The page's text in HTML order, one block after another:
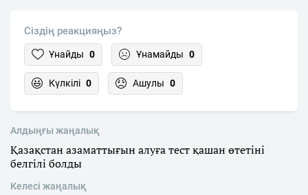
Сіздің реакцияңыз?
Ұнайды 0 Ұнамайды 0
Күлкілі 0 Ашулы 0
Алдыңғы жаңалық
Қазақстан азаматтығын алуға тест қашан өтетіні
белгілі болды
Келесі жаңалық